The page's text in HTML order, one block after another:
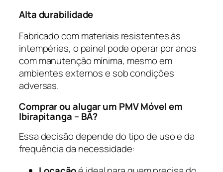
Alta durabilidade
Fabricado com materiais resistentes às
intempéries, o painel pode operar por anos
com manutenção mínima, mesmo em
ambientes externos e sob condições
adversas.
Comprar ou alugar um PMV Móvel em
Ibirapitanga – BA?
Essa decisão depende do tipo de uso e da
frequência da necessidade: